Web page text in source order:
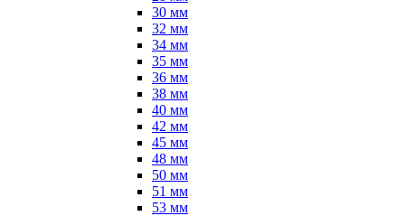
30 мм
32 мм
34 мм
35 мм
36 мм
38 мм
40 мм
42 мм
45 мм
48 мм
50 мм
51 мм
53 мм